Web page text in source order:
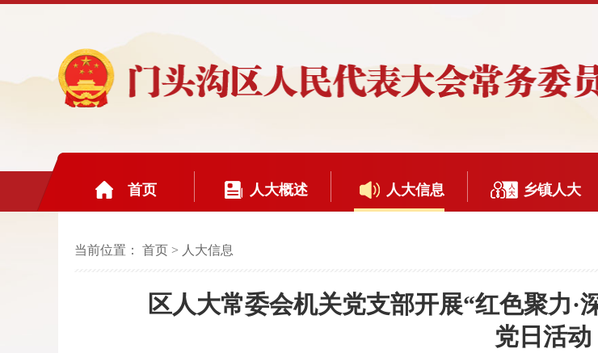
首页 人大概述 人大信息 乡镇人大
当前位置： 首页 > 人大信息
区人大常委会机关党支部开展“红色聚力·
党日活动